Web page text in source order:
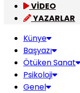
VİDEO
YAZARLAR
Künye
Başyazı
Ötüken Sanat
Psikoloji
Genel